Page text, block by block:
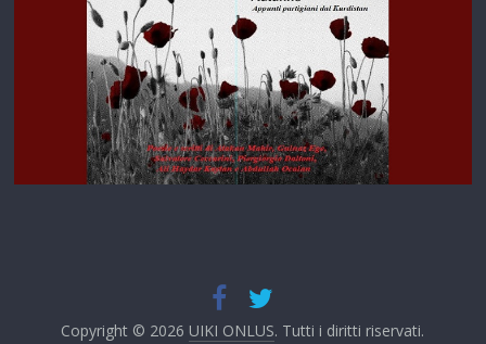
Copyright © 2026 UIKI ONLUS. Tutti i diritti riservati.